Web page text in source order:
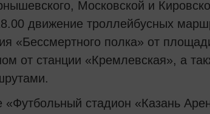
Московской и
движение троллейбусных
«Бессмертного полка» от
от станции «Кремлевская», а
«Футбольный стадион «Казань